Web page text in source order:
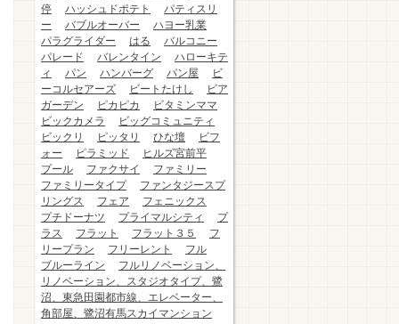
停
ハッシュドポテト
パティスリ
ー
バブルオーバー
ハヨー乳業
パラグライダー
はる
バルコニー
パレード
バレンタイン
ハローキテ
ィ
パン ハンバーグ パン屋
ビ
ーコルセアーズ
ビートたけし
ビア
ガーデン
ピカピカ
ビタミンママ
ビックカメラ
ビッグコミュニティ
ビックリ
ピッタリ ひな壇
ビフ
ォー
ピラミッド
ヒルズ宮前平
プール
ファクサイ
ファミリー
ファミリータイプ
ファンタジースプ
リングス
フェア
フェニックス
プチドーナツ
プライマルシティ
プ
ラス
フラット フラット３５
フ
リープラン
フリーレント
フル
ブルーライン
フルリノベーション、
リノベーション、スタジオタイプ、鷺
沼、東急田園都市線、エレベーター、
角部屋、鷺沼有馬スカイマンション